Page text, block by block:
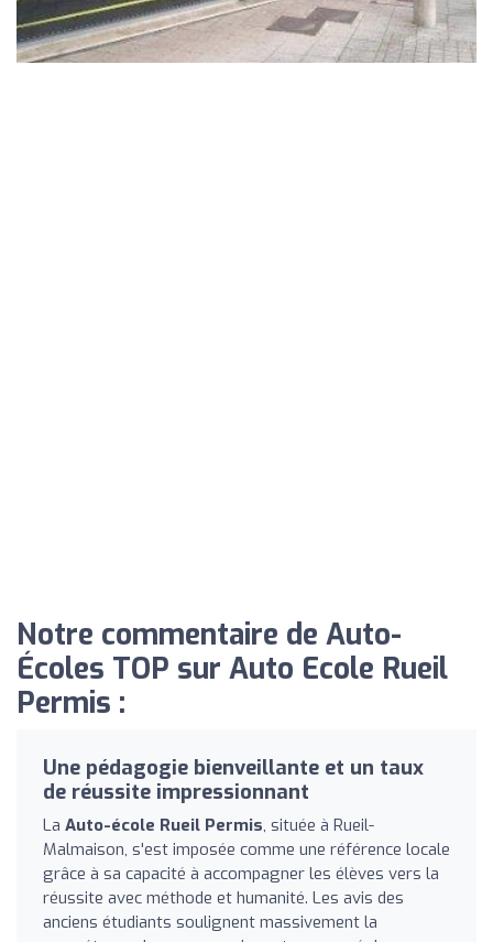
Notre commentaire de Auto-
Écoles TOP sur Auto Ecole Rueil
Permis :
Une pédagogie bienveillante et un taux
de réussite impressionnant
La Auto-école Rueil Permis, située à Rueil-
Malmaison, s'est imposée comme une référence locale
grâce à sa capacité à accompagner les élèves vers la
réussite avec méthode et humanité. Les avis des
anciens étudiants soulignent massivement la